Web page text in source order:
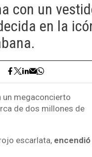
con un
en la
un megaconcierto
de dos millones de
escarlata,